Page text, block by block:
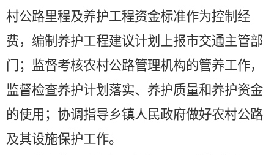
村公路里程及养护工程资金标准作为控制经
费，编制养护工程建议计划上报市交通主管部
门；监督考核农村公路管理机构的管养工作，
监督检查养护计划落实、养护质量和养护资金
的使用；协调指导乡镇人民政府做好农村公路
及其设施保护工作。